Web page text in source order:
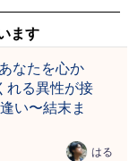
ます
なたを心か
れる異性が接
い〜結末ま
はる